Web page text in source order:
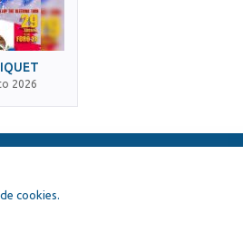
2026
cookies.